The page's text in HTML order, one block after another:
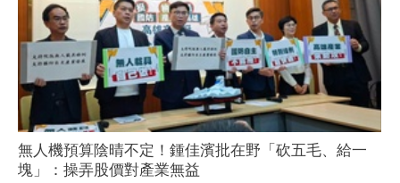
無人機預算陰晴不定！鍾佳濱批在野「砍五毛、給一
塊」：操弄股價對產業無益